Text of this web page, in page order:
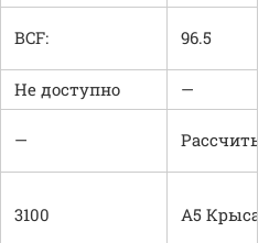
BCF: 96.5
Не доступно
—
—
3100 A5 Крыса